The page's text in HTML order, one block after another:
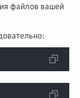
файлов вашей